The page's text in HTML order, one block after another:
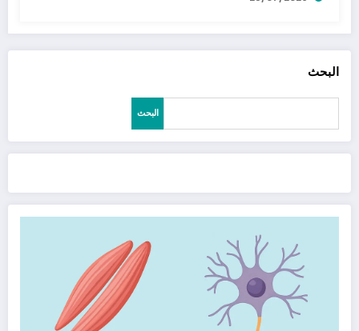
البحث
البحث